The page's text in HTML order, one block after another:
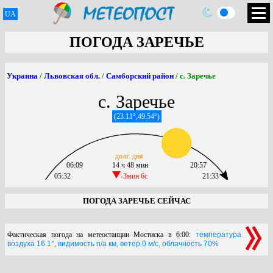
UA
ПОГОДА ЗАРЕЧЬЕ
Украина / Львовская обл. / Самборский район / с. Заречье
с. Заречье
(23.11°,49.54°)
05:32
06:09
14 ч 48 мин
-3мин 6c
долг. дня
21:33
20:57
ПОГОДА ЗАРЕЧЬЕ СЕЙЧАС
Фактическая погода на метеостанции Мостиска в 6:00: температура
воздуха 16.1°, видимость n/a км, ветер 0 м/с, облачность 70%